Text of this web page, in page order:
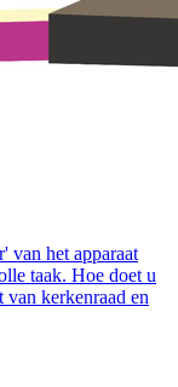
van het apparaat
taak. Hoe doet u
van kerkenraad en